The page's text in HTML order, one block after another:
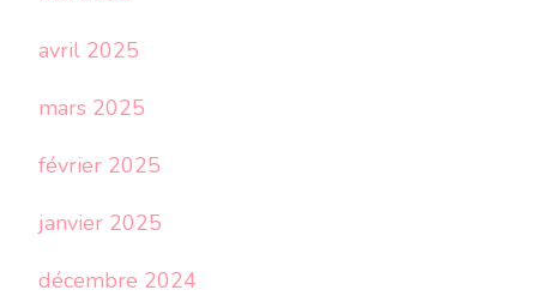
avril 2025
mars 2025
février 2025
janvier 2025
décembre 2024